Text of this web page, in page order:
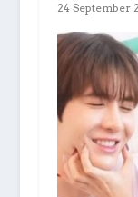
24 September